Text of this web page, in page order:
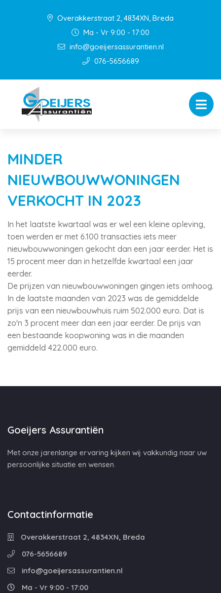
Overakkerstraat 2, 4834XN, Breda
Ma - Vr 9:00 - 17:00
info@goeijersassurantien.nl
076-5656689
MINDER
NIEUWBOUWWONINGEN
VERKOCHT IN 2023
In het laatste kwartaal was er wel een kleine opleving,
toen werden er met 6.100 transacties iets meer
nieuwbouwwoningen gekocht dan een jaar eerder. Het is
15 procent meer dan in hetzelfde kwartaal een jaar
eerder.
De prijzen van nieuwbouwwoningen gingen iets omhoog.
In de laatste maanden van 2023 was de gemiddelde
prijs van een nieuwbouwhuis ruim 502.000 euro. Dat is
zo'n 3 procent meer dan een jaar eerder. De prijs van
een bestaande koopwoning was in die maanden
gemiddeld 422.000 euro.
Goeijers Assurantiën
Met onze jarenlange ervaring kijken wij vakkundig naar uw
persoonlijke situatie en wensen.
Contactinformatie
Overakkerstraat 2, 4834XN, Breda
076-5656689
info@goeijersassurantien.nl
Ma - Vr 9:00 - 17:00